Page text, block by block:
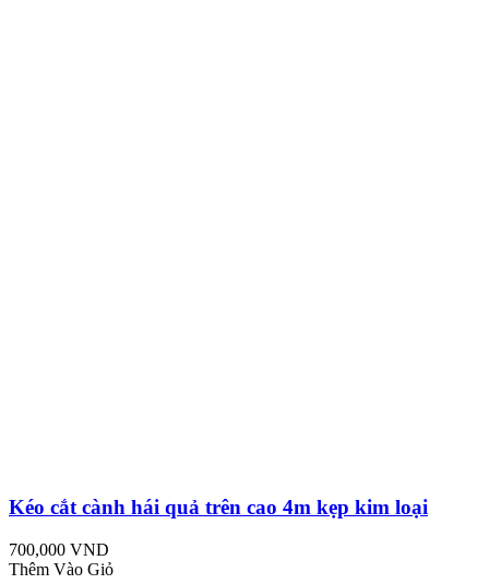
Kéo cắt cành hái quả trên cao 4m kẹp kim loại
700,000 VND
Thêm Vào Giỏ